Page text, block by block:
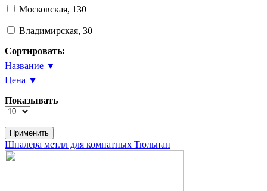
Московская, 130
Владимирская, 30
Сортировать:
Название ▼
Цена ▼
Показывать
Шпалера метлл для комнатных Тюльпан